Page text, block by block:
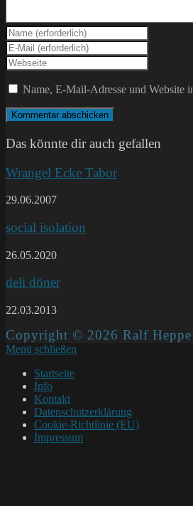
Gib
deinen
Namen
oder
Benutzernamen
zum
Kommentieren
ein
Gib
deine
E-
Mail-
Adresse
zum
Kommentieren
Gib
deine
Website-
ein
(optional)
Name, E-Mail-Adresse und Website
Das könnte dir auch gefallen
Wrangel Ecke Tabor
29.06.2007
social isolation
26.05.2020
deli döner
22.03.2013
Copyright © 2026 Ralf
Menü schließen
Startseite
Info
Kontakt
Datenschutzerklärung
Cookie-Richtlinie (EU)
Impressum